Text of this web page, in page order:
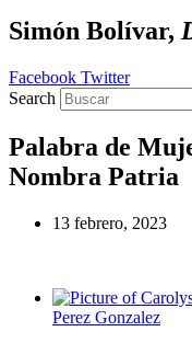
Simón Bolívar,
Facebook Twitter
Search
Palabra de
Nombra Patria
13 febrero, 2023
Perez Gonzalez